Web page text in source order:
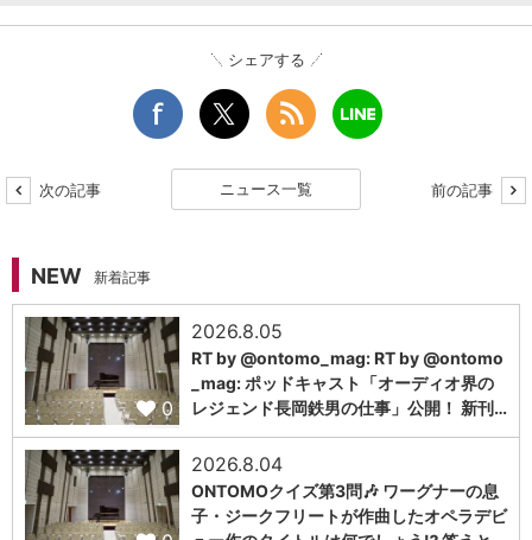
シェアする
次の記事 ニュース一覧 前の記事
NEW 新着記事
0
2026.8.05
RT by @ontomo_mag: RT by @ontomo
_mag: ポッドキャスト「オーディオ界の
レジェンド長岡鉄男の仕事」公開！ 新刊…
2026.8.04
ONTOMOクイズ第3問🎶 ワーグナーの息
子・ジークフリートが作曲したオペラデビ